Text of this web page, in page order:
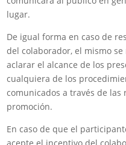
lugar.
De igual forma en caso de
del colaborador, el mismo
aclarar el alcance de los
cualquiera de los
comunicados a través de
promoción.
En caso de que el
acepte el incentivo del